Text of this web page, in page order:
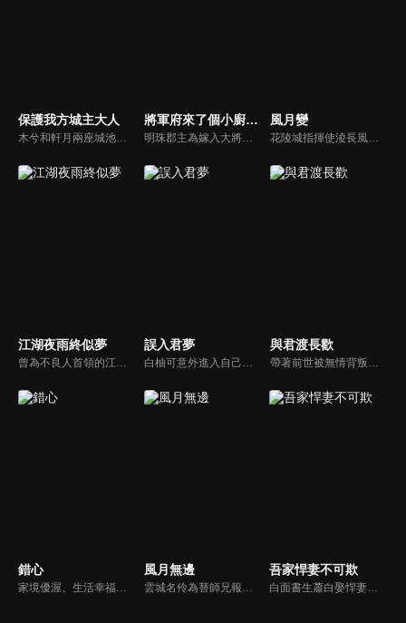
保護我方城主大人
木兮和軒月兩座城池世代交惡，試圖吞併彼此。木兮城老城主只得一女葉昭南。老城主便秘密隱藏了女兒的性別，從小命昭南女扮男裝，即便繼承了城主，也始終以男兒身示人。一次意外，葉昭南墜崖，陰差陽錯，遇到了軒月城城主柳軒冥，從此開啟了一段奇妙的命運。
將軍府來了個小廚娘之落難千金
明珠郡主為嫁入大將軍府，設計殘害蘇淺淺一家。蘇淺淺開始反擊，明珠和蘇淺淺都分別嫁進將軍府，在內宅之中鬥智鬥力，最終蘇淺淺攜手少年將軍楚君遙，完成復仇大計，並以超凡的廚藝贏得大家的喜愛。
風月變
花陵城指揮使淩長風與妻子唐千月是一對新婚三年的恩愛夫妻。除夕夜晚，兩人本約好一起度過，城內卻突發“魂化”暴亂，待淩長風平復暴亂歸來，唐千月已經暈倒在血泊中，胸口上還綻開了一朵鬼魅妖豔的花...唐千月身上到底隱藏了什麼秘密？魂化病症到底為何人計謀？花陵城新故事由此開啟...
江湖夜雨終似夢
曾為不良人首領的江湖，因未能護送關鍵證人韓陽，致使忠將胡將軍蒙冤，不良人兄弟亦因此受害。多年後，他受盧家賞識、以武藝報恩，卻最終選擇獨自漂泊，只求遠離紛爭、過上平凡生活。然而一場與麟鬼閣惡徒的衝突，再度將他捲入風波...
誤入君夢
白柚可意外進入自己創造的漫畫世界，成為女主。想要回到現實就必須讓患有恐女症的男主許澤羽愛上她。白柚可不得不追求許澤羽，卻漸漸對他動了真情，但事情遠沒那麼簡單，一場針對二人的血條宿命和陰謀悄然而至...
與君渡長歡
帶著前世被無情背叛的慘痛記憶，許婉寧得以重生歸來。上一世她不僅被渣男丈夫與綠茶小三欺騙，親生骨肉更早已悲慘離世。這一世，許婉寧在復仇與守護的同時，命運讓她遇上了正在深入調查「紅鸩香」一案的裴珩。兩人從最初的幾番交鋒與試探，到逐漸揭開真相...
錯心
家境優渥、生活幸福的富商之女連心若，遭逢鉅變失去一切，伸冤不成反被活埋，幸得裴家二爺裴玉澤所救，決心尋找真相伺機復仇。五年後連心若化名歌手杜幽夢回歸，與裴玉澤攜手層層佈局，開啟一場瑰麗爽快的復仇遊戲。
風月無邊
雲城名伶為替師兄報仇不惜鋌而走險委身軍閥之子賀行洲，並精心佈置好陷阱，利用他一步一步接近權力的中心，也慢慢接近真相，卻不知一顆心早在這步步為營的謀劃中陷落，最終深陷虐戀癡纏的故事。
吾家悍妻不可欺
白面書生蕭白娶悍妻徐三娘，誰知她是失憶女將軍，他是隱姓世子爺。假夫妻變真戰友，組百姓軍抗倭寇，鬥權宦，夫妻聯手揭陰謀，救孤寡，在亂世中為百姓打下一座俠義之城。